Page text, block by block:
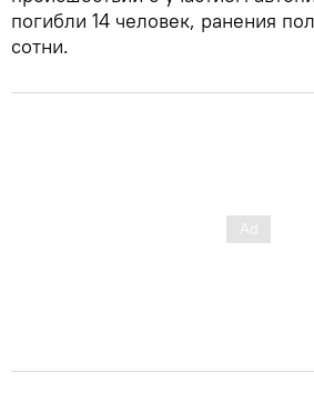
погибли 14 человек, ранения
сотни.